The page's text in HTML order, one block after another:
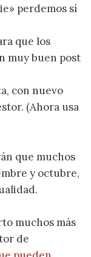
perdemos sí
que los
muy buen post
con nuevo
(Ahora usa
que muchos
y octubre,
muchos más
de